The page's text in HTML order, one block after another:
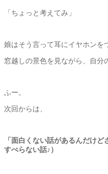
「ちょっと考えてみ」
娘はそう言って耳にイヤホンを
窓越しの景色を見ながら、自分
ふー。
次回からは、
「面白くない話があるんだけ
すべらない話♪）